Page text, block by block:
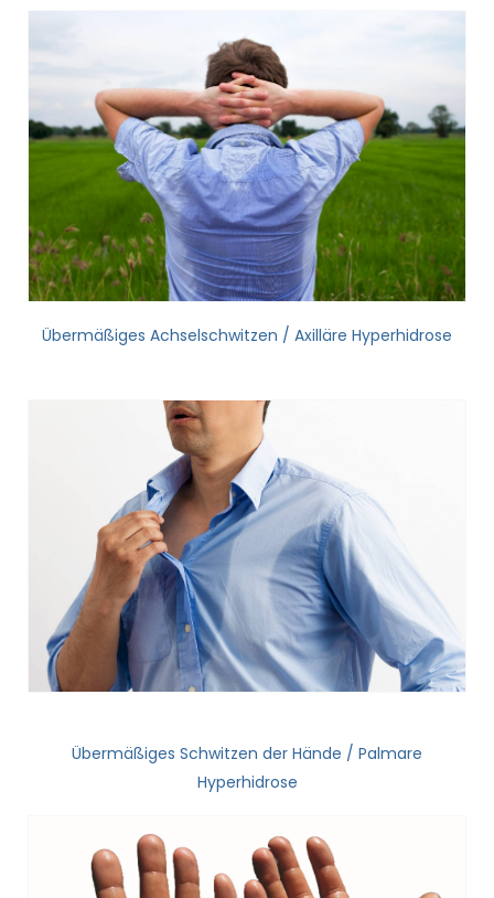
Übermäßiges Achselschwitzen / Axilläre Hyperhidrose
Übermäßiges Schwitzen der Hände / Palmare
Hyperhidrose